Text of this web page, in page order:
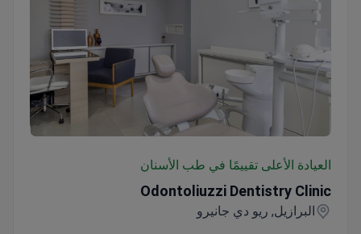
العيادة الأعلى تقييمًا في طب الأسنان
Odontoliuzzi Dentistry Clinic
البرازيل, ريو دي جانيرو